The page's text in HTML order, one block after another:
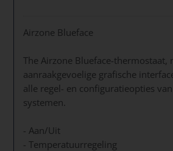
Airzone Blueface
The Airzone Blueface-thermostaat,
aanraakgevoelige grafische
alle regel- en configuratieopties
systemen.
- Aan/Uit
- Temperatuurregeling